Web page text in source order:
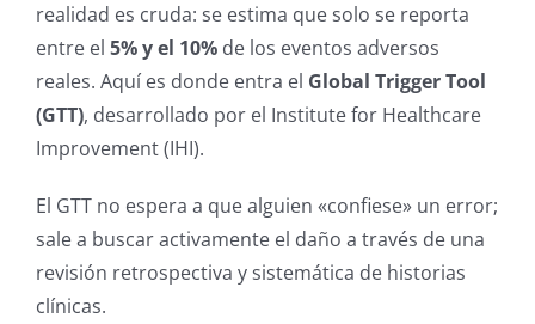
realidad es cruda: se estima que solo se reporta
entre el 5% y el 10%de los eventos adversos
reales. Aquí es donde entra el Global Trigger Tool
(GTT), desarrollado por el Institute for Healthcare
Improvement (IHI).
El GTT no espera a que alguien «confiese» un error;
sale a buscar activamente el daño a través de una
revisión retrospectiva y sistemática de historias
clínicas.